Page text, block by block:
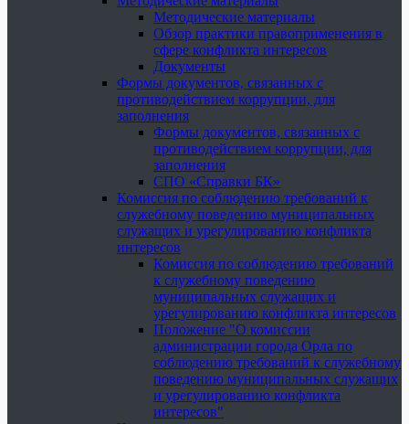
Методические материалы
Обзор практики правоприменения в
сфере конфликта интересов
Документы
Формы документов, связанных с
противодействием коррупции, для
заполнения
Формы документов, связанных с
противодействием коррупции, для
заполнения
СПО «Справки БК»
Комиссия по соблюдению требований к
служебному поведению муниципальных
служащих и урегулированию конфликта
интересов
Комиссия по соблюдению требований
к служебному поведению
муниципальных служащих и
урегулированию конфликта интересов
Положение "О комиссии
администрации города Орла по
соблюдению требований к служебному
поведению муниципальных служащих
и урегулированию конфликта
интересов"